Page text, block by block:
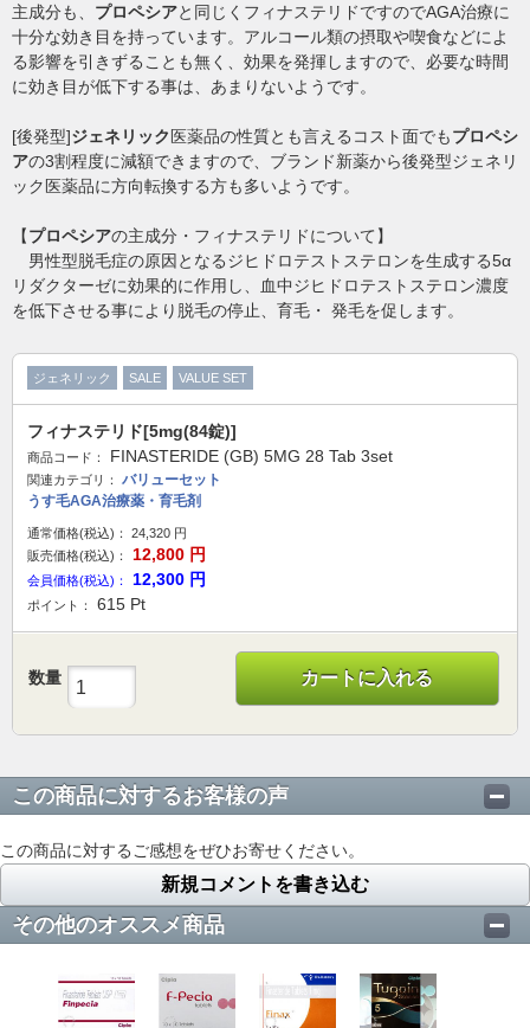
主成分も、 プロペシアと同じくフィナステリドですのでAGA治療に
十分な効き目を持っています。アルコール類の摂取や喫食などによ
る影響を引きずることも無く、効果を発揮しますので、必要な時間
に効き目が低下する事は、あまりないようです。
[後発型]ジェネリック 医薬品の性質とも言えるコスト面でもプロペシ
アの3割程度に減額できますので、ブランド新薬から後発型ジェネリ
ック医薬品に方向転換する方も多いようです。
【プロペシアの主成分・フィナステリドについて】
男性型脱毛症の原因となるジヒドロテストステロンを生成する5α
リダクターゼに効果的に作用し、血中ジヒドロテストステロン濃度
を低下させる事により脱毛の停止、育毛・ 発毛を促します。
ジェネリック SALE VALUE SET
フィナステリド[5mg(84錠)]
商品コード： FINASTERIDE (GB) 5MG 28 Tab 3set
関連カテゴリ：
バリューセット
うす毛AGA治療薬・育毛剤
通常価格(税込)： 24,320 円
販売価格(税込)：
12,800 円
会員価格(税込)： 12,300 円
ポイント： 615 Pt
数量 カートに入れる
この商品に対するお客様の声
この商品に対するご感想をぜひお寄せください。
新規コメントを書き込む
その他のオススメ商品